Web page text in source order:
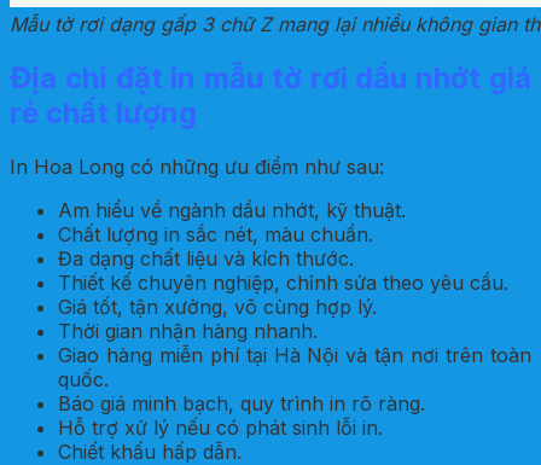
Mẫu tờ rơi dạng gấp 3 chữ Z mang lại nhiều không gian
Địa chỉ đặt in mẫu tờ rơi dầu nhớt giá
rẻ chất lượng
In Hoa Long có những ưu điểm như sau:
Am hiểu về ngành dầu nhớt, kỹ thuật.
Chất lượng in sắc nét, màu chuẩn.
Đa dạng chất liệu và kích thước.
Thiết kế chuyên nghiệp, chỉnh sửa theo yêu cầu.
Giá tốt, tận xưởng, vô cùng hợp lý.
Thời gian nhận hàng nhanh.
Giao hàng miễn phí tại Hà Nội và tận nơi trên toàn
quốc.
Báo giá minh bạch, quy trình in rõ ràng.
Hỗ trợ xử lý nếu có phát sinh lỗi in.
Chiết khấu hấp dẫn.